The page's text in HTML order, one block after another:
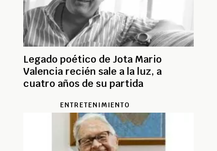
Legado poético de Jota Mario
Valencia recién sale a la luz, a
cuatro años de su partida
ENTRETENIMIENTO